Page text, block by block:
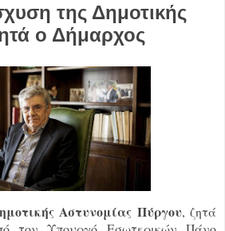
της Δημοτικής
ο Δήμαρχος
Αστυνομίας Πύργου, ζητά